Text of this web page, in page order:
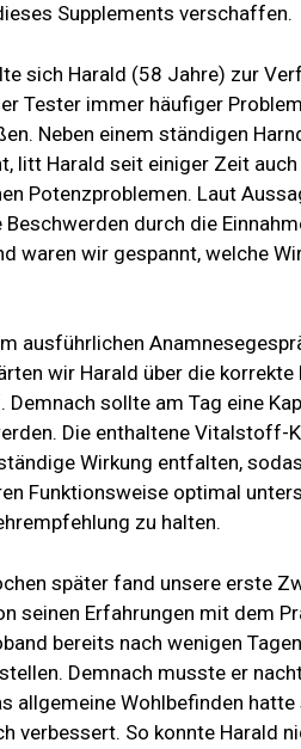
Supplements verschaffen.
sich Harald (58 Jahre) zur
Tester immer häufiger
Neben einem ständigen
litt Harald seit einiger Zeit
Potenzproblemen. Laut
durch die
waren wir gespannt, welche
ausführlichen
wir Harald über die
Demnach sollte am Tag eine
Die enthaltene Vitalstoff-
Wirkung entfalten,
Funktionsweise optimal
zu halten.
später fand unsere erste
seinen Erfahrungen mit dem
bereits nach wenigen
Demnach musste er
allgemeine Wohlbefinden
verbessert. So konnte Harald